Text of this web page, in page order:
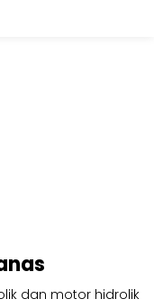
dan motor hidrolik